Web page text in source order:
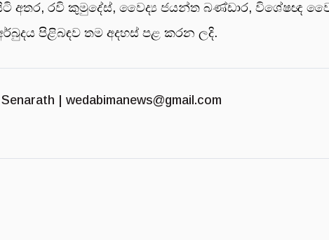
අතර, රවි කුමුදේස්, වෛද්‍ය ජයන්ත බණ්ඩාර, විශේෂඥ
පිළිබඳව තම අදහස් පළ කරන ලදි.
| wedabimanews@gmail.com